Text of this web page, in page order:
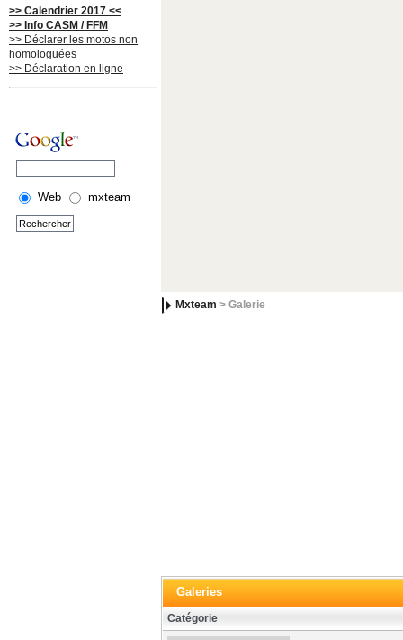
>> Calendrier 2017 <<
>> Info CASM / FFM
>> Déclarer les motos non
homologuées
>> Déclaration en ligne
Web mxteam
Mxteam > Galerie
Galeries
Catégorie